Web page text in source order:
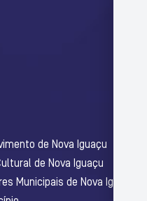
de Nova Iguaçu
de Nova Iguaçu
Municipais de Nova Iguaçu